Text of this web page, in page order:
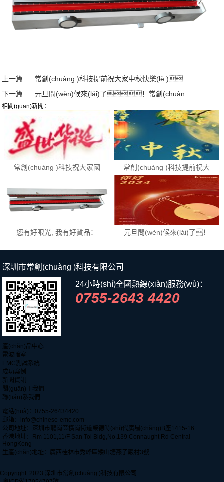
上一篇:
常創(chuàng )科技提前祝大家中秋快樂(lè )...
下一篇:
元旦問(wèn)候來(lái)了！常創(chuàn...
相關(guān)新聞：
常創(chuàng )科技祝大家國
常創(chuàng )科技提前祝大
家中秋快樂(lè )、闔家
幸福！
您有好眼光, 我有好貨品：
元旦問(wèn)候來(lái)了！
深圳市常創(chuàng )科技有限公司
24小時(shí)全國熱線(xiàn)服務(wù)：
0755-2643 4420
產(chǎn)品中心
電波暗室
EMC測試系統
成功案例
新聞資訊
關(guān)于我們
聯(lián)系我們
電話(huà)：0755-26434420
郵箱：info@chinese-emc.com
公司地址：深圳市龍崗區橫崗街道榮德時(shí)代廣場(chǎng)B座1415-16
香港地址：Rm 1101,11/F San Toi Bldg,No.139 Connaught Rd Central
HongKong
生產(chǎn)地址：廣西桂林市秀峰區矮山塘燕子巖村3號
Copyright 2023 深圳市常創(chuàng )科技有限公司